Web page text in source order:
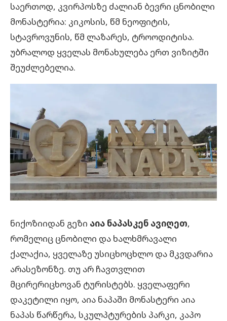
საერთოდ, კვირპოსზე ძალიან ბევრი ცნობილი
მონასტერია: კიკოსის, წმ ნეოფიტის,
სტავროვუნის, წმ ლაზარეს, ტროოდიტისა.
უბრალოდ ყველას მონახულება ერთ ვიზიტში
შეუძლებელია.
ნიქოზიიდან გეზი აია ნაპასკენ ავიღეთ,
რომელიც ცნობილი და ხალხმრავალი
ქალაქია, ყველაზე უსიცხოცხლო და მკვდარია
არასეზონზე. თუ არ ჩავთვლით
მცირერიცხოვან ტურისტებს. ყველაფერი
დაკეტილი იყო, აია ნაპაში მონასტერი აია
ნაპას წარწერა, სკულპტურების პარკი, კაპო